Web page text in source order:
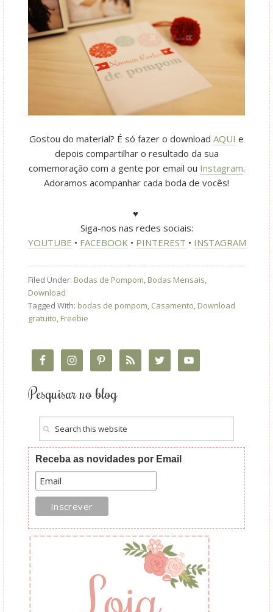
Gostou do material? É só fazer o download AQUI e
depois compartilhar o resultado da sua
comemoração com a gente por email ou Instagram.
Adoramos acompanhar cada boda de vocês!
♥
Siga-nos nas redes sociais:
YOUTUBE • FACEBOOK • PINTEREST • INSTAGRAM
Filed Under: Bodas de Pompom, Bodas Mensais,
Download
Tagged With: bodas de pompom, Casamento, Download
gratuito, Freebie
Pesquisar no blog
Receba as novidades por Email